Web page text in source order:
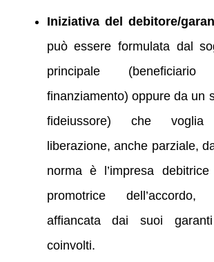
Iniziativa del debitore/
può essere formulata dal
principale
finanziamento) oppure da un
fideiussore) che
liberazione, anche parziale,
norma è l’impresa
promotrice dell’accordo,
affiancata dai suoi
coinvolti.